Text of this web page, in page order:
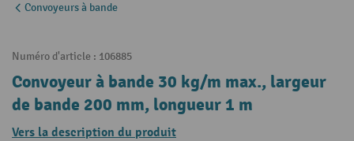
Convoyeurs à bande
Numéro d'article : 106885
Convoyeur à bande 30 kg/m max., largeur
de bande 200 mm, longueur 1 m
Vers la description du produit